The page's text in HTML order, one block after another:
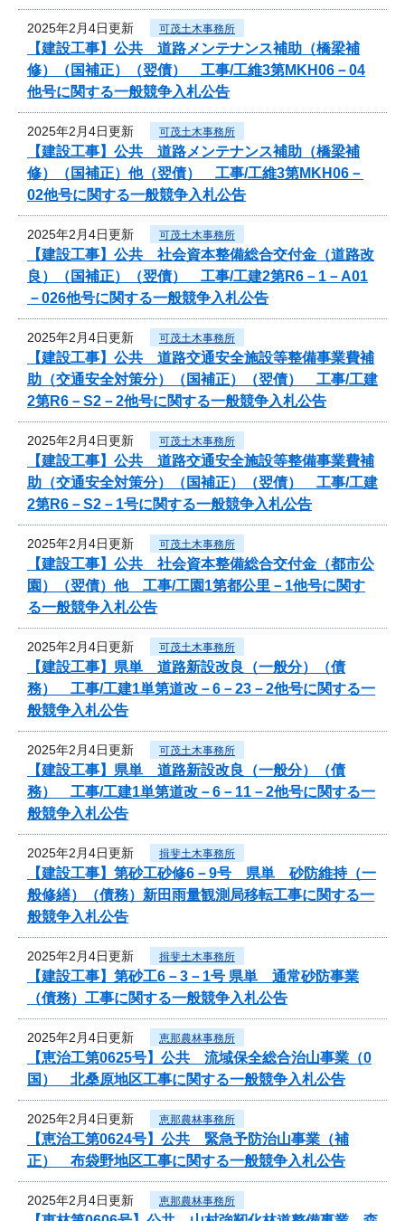
2025年2月4日更新 可茂土木事務所
【建設工事】公共 道路メンテナンス補助（橋梁補
修）（国補正）（翌債） 工事/工維3第MKH06－04
他号に関する一般競争入札公告
2025年2月4日更新 可茂土木事務所
【建設工事】公共 道路メンテナンス補助（橋梁補
修）（国補正）他（翌債） 工事/工維3第MKH06－
02他号に関する一般競争入札公告
2025年2月4日更新 可茂土木事務所
【建設工事】公共 社会資本整備総合交付金（道路改
良）（国補正）（翌債） 工事/工建2第R6－1－A01
－026他号に関する一般競争入札公告
2025年2月4日更新 可茂土木事務所
【建設工事】公共 道路交通安全施設等整備事業費補
助（交通安全対策分）（国補正）（翌債） 工事/工建
2第R6－S2－2他号に関する一般競争入札公告
2025年2月4日更新 可茂土木事務所
【建設工事】公共 道路交通安全施設等整備事業費補
助（交通安全対策分）（国補正）（翌債） 工事/工建
2第R6－S2－1号に関する一般競争入札公告
2025年2月4日更新 可茂土木事務所
【建設工事】公共 社会資本整備総合交付金（都市公
園）（翌債）他 工事/工園1第都公里－1他号に関す
る一般競争入札公告
2025年2月4日更新 可茂土木事務所
【建設工事】県単 道路新設改良（一般分）（債
務） 工事/工建1単第道改－6－23－2他号に関する一
般競争入札公告
2025年2月4日更新 可茂土木事務所
【建設工事】県単 道路新設改良（一般分）（債
務） 工事/工建1単第道改－6－11－2他号に関する一
般競争入札公告
2025年2月4日更新 揖斐土木事務所
【建設工事】第砂工砂修6－9号 県単 砂防維持（一
般修繕）（債務）新田雨量観測局移転工事に関する一
般競争入札公告
2025年2月4日更新 揖斐土木事務所
【建設工事】第砂工6－3－1号 県単 通常砂防事業
（債務）工事に関する一般競争入札公告
2025年2月4日更新 恵那農林事務所
【恵治工第0625号】公共 流域保全総合治山事業（0
国） 北桑原地区工事に関する一般競争入札公告
2025年2月4日更新 恵那農林事務所
【恵治工第0624号】公共 緊急予防治山事業（補
正） 布袋野地区工事に関する一般競争入札公告
2025年2月4日更新 恵那農林事務所